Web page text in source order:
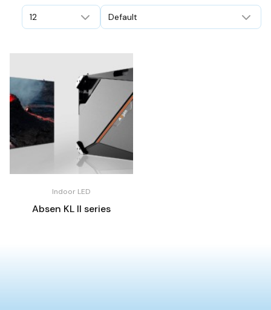
Indoor LED
Absen KL II series